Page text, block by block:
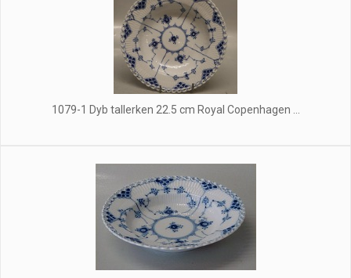
1079-1 Dyb tallerken 22.5 cm Royal Copenhagen ...